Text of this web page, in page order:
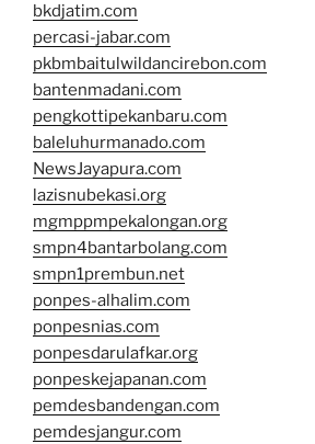
bkdjatim.com
percasi-jabar.com
pkbmbaitulwildancirebon.com
bantenmadani.com
pengkottipekanbaru.com
baleluhurmanado.com
NewsJayapura.com
lazisnubekasi.org
mgmppmpekalongan.org
smpn4bantarbolang.com
smpn1prembun.net
ponpes-alhalim.com
ponpesnias.com
ponpesdarulafkar.org
ponpeskejapanan.com
pemdesbandengan.com
pemdesjangur.com